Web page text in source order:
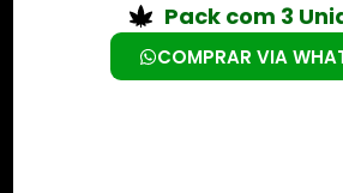
Pack com 3
COMPRAR VIA